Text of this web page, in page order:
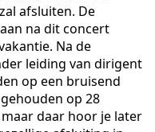
afsluiten. De
na dit concert
Na de
leiding van dirigent
op een bruisend
op 28
daar hoor je later